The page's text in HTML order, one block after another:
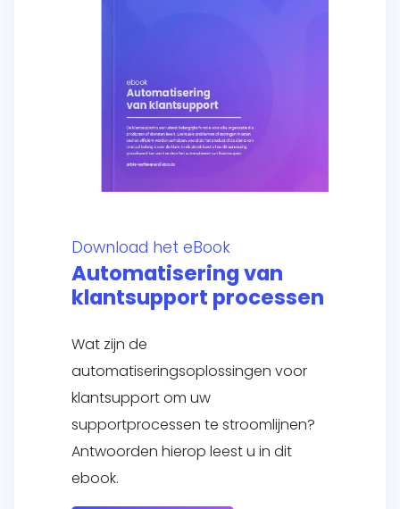
Download het eBook
Automatisering van
klantsupport processen
Wat zijn de
automatiseringsoplossingen voor
klantsupport om uw
supportprocessen te stroomlijnen?
Antwoorden hierop leest u in dit
ebook.